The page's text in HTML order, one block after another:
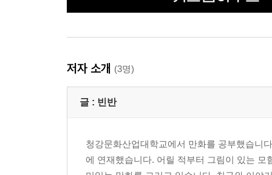
저자 소개 (3명)
글 : 빈반
청강문화산업대학교에서 만화를 공부했습니
에 연재했습니다. 어릴 적부터 그림이 있는